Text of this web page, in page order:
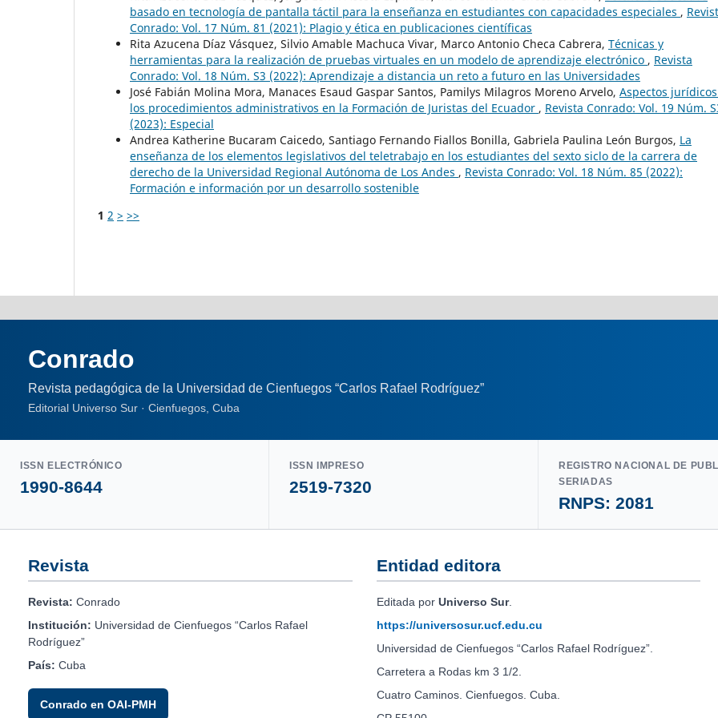
basado en tecnología de pantalla táctil para la enseñanza en estudiantes con capacidades especiales ,
Conrado: Vol. 17 Núm. 81 (2021): Plagio y ética en publicaciones científicas
Rita Azucena Díaz Vásquez, Silvio Amable Machuca Vivar, Marco Antonio Checa Cabrera, Técnicas y
herramientas para la realización de pruebas virtuales en un modelo de aprendizaje electrónico , Revista
Conrado: Vol. 18 Núm. S3 (2022): Aprendizaje a distancia un reto a futuro en las Universidades
José Fabián Molina Mora, Manaces Esaud Gaspar Santos, Pamilys Milagros Moreno Arvelo, Aspectos
los procedimientos administrativos en la Formación de Juristas del Ecuador , Revista Conrado: Vol. 19 Núm.
(2023): Especial
Andrea Katherine Bucaram Caicedo, Santiago Fernando Fiallos Bonilla, Gabriela Paulina León Burgos, La
enseñanza de los elementos legislativos del teletrabajo en los estudiantes del sexto siclo de la carrera de
derecho de la Universidad Regional Autónoma de Los Andes , Revista Conrado: Vol. 18 Núm. 85 (2022):
Formación e información por un desarrollo sostenible
1 2 > >>
Conrado
Revista pedagógica de la Universidad de Cienfuegos “Carlos Rafael Rodríguez”
Editorial Universo Sur · Cienfuegos, Cuba
ISSN ELECTRÓNICO
1990-8644
ISSN IMPRESO
2519-7320
REGISTRO NACIONAL DE
SERIADAS
RNPS: 2081
Revista
Revista: Conrado
Institución: Universidad de Cienfuegos “Carlos Rafael
Rodríguez”
País: Cuba
Conrado en OAI-PMH
Entidad editora
Editada por Universo Sur.
https://universosur.ucf.edu.cu
Universidad de Cienfuegos “Carlos Rafael Rodríguez”.
Carretera a Rodas km 3 1/2.
Cuatro Caminos. Cienfuegos. Cuba.